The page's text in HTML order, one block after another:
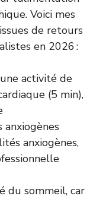
Voici mes
de retours
en 2026 :
activité de
(5 min),
anxiogènes,
du sommeil, car